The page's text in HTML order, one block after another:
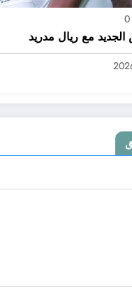
0
مع ريال مدريد